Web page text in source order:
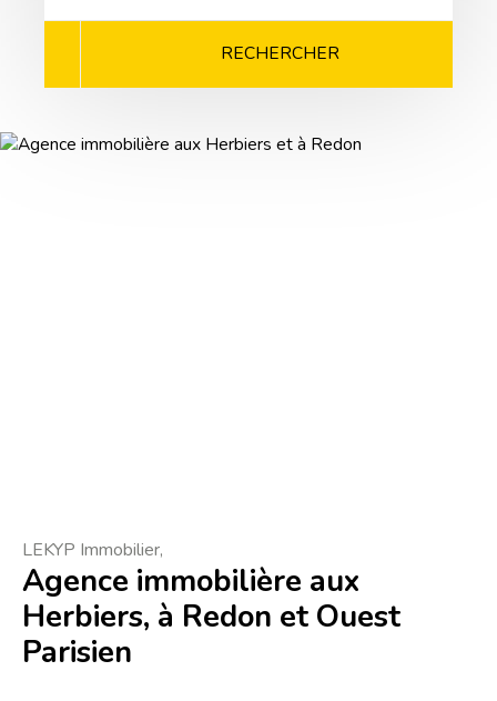
RECHERCHER
LEKYP Immobilier,
Agence immobilière aux
Herbiers, à Redon et Ouest
Parisien